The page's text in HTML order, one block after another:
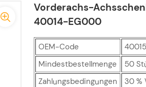
Vorderachs-
40014-EG000
OEM-Code
Mindestbestellmenge
50
Zahlungsbedingungen
30 %